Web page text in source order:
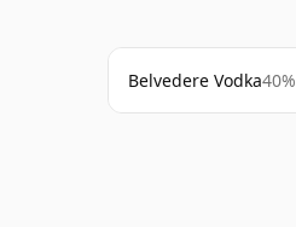
Belvedere Vodka40%